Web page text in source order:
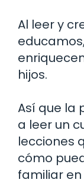
Al leer y
hijos.
Así que la
a leer un
lecciones
cómo
familiar